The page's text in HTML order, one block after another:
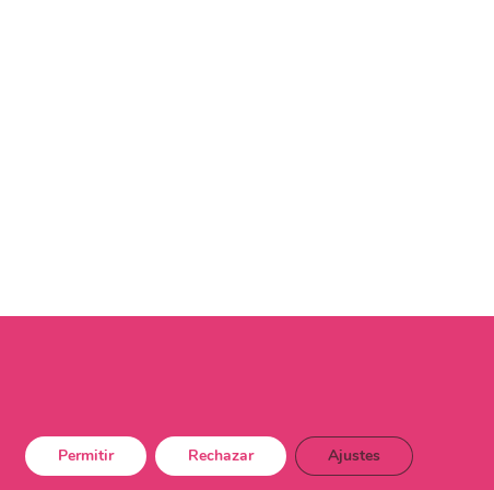
Permitir Rechazar Ajustes